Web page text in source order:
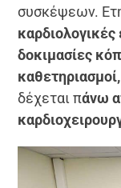
συσκέψεων.
δοκιμασίες
καθετηριασμοί,
δέχεται πάνω